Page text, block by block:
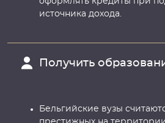
источника дохода.
Получить
Бельгийские вузы